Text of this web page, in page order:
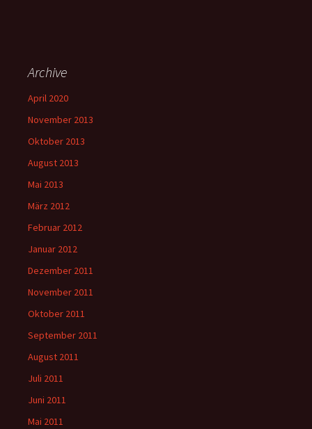
Archive
April 2020
November 2013
Oktober 2013
August 2013
Mai 2013
März 2012
Februar 2012
Januar 2012
Dezember 2011
November 2011
Oktober 2011
September 2011
August 2011
Juli 2011
Juni 2011
Mai 2011